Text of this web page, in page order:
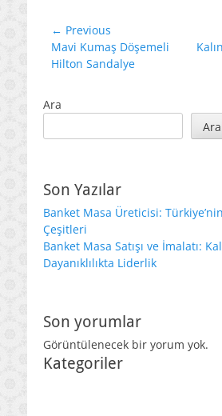
Yazı
gezinmesi
← Previous
Previous
post:
Mavi Kumaş Döşemeli
Hilton Sandalye
Next
Ara
Ara
Son Yazılar
Banket Masa Üreticisi:
Çeşitleri
Banket Masa Satışı ve İmalatı:
Dayanıklılıkta Liderlik
Son yorumlar
Görüntülenecek bir yorum yok.
Kategoriler